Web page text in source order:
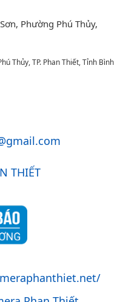
Phường Phú Thủy,
Thủy, TP. Phan Thiết, Tỉnh Bình
THIẾT